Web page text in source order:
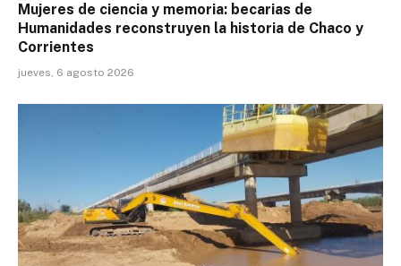
Mujeres de ciencia y memoria: becarias de
Humanidades reconstruyen la historia de Chaco y
Corrientes
jueves, 6 agosto 2026